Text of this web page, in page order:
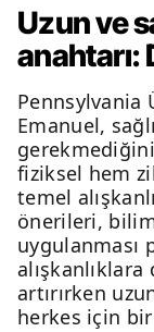
Uzun ve
anahtarı:
Pennsylvania
Emanuel,
fiziksel hem
temel
önerileri,
uygulanması
artırırken
herkes için